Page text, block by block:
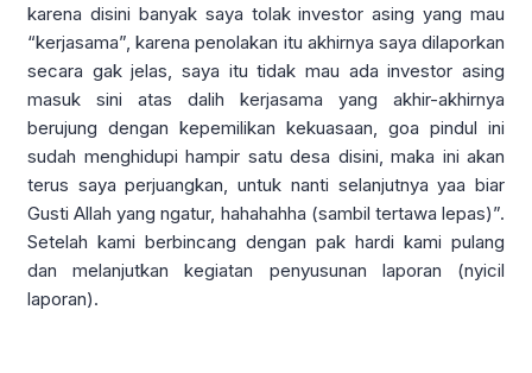
karena disini banyak saya tolak investor asing yang mau
“kerjasama”, karena penolakan itu akhirnya saya dilaporkan
secara gak jelas, saya itu tidak mau ada investor asing
masuk sini atas dalih kerjasama yang akhir-akhirnya
berujung dengan kepemilikan kekuasaan, goa pindul ini
sudah menghidupi hampir satu desa disini, maka ini akan
terus saya perjuangkan, untuk nanti selanjutnya yaa biar
Gusti Allah yang ngatur, hahahahha (sambil tertawa lepas)”.
Setelah kami berbincang dengan pak hardi kami pulang
dan melanjutkan kegiatan penyusunan laporan (nyicil
laporan).